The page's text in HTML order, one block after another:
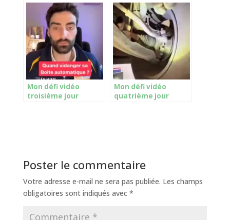
Mon défi vidéo
troisième jour
Mon défi vidéo
quatrième jour
Poster le commentaire
Votre adresse e-mail ne sera pas publiée. Les champs
obligatoires sont indiqués avec *